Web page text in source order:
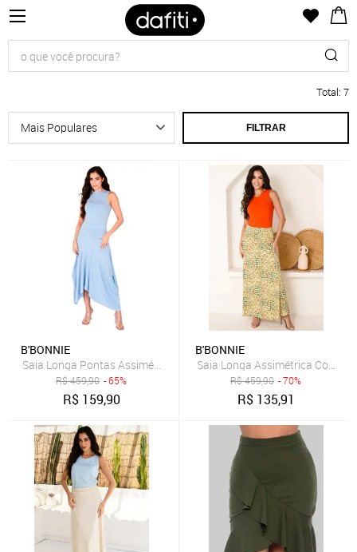
Total: 7
FILTRAR
B'BONNIE
Saia Longa Pontas Assimétricas e Bolsos B’Bonnie Aline Azul
R$459,90 - 65%
R$ 159,90
B'BONNIE
Saia Longa Assimétrica Com
R$459,90 - 70%
R$ 135,91